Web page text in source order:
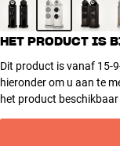
Inloggen
Klantenservice
Bouw met geluid
HET PRODUCT IS
Dit product is vanaf 15-
hieronder om u aan te
het product